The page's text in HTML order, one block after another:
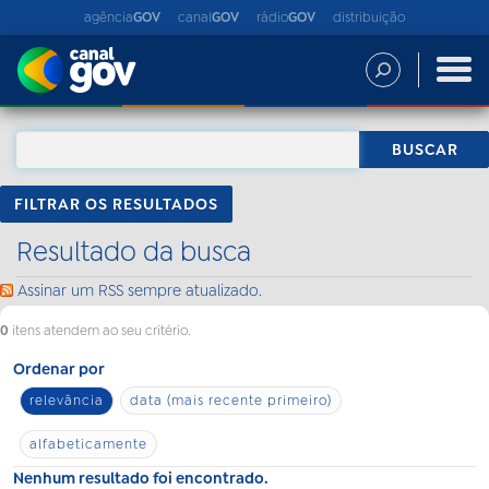
agênciaGOV canalGOV rádioGOV distribuição
FILTRAR OS RESULTADOS
Resultado da busca
Assinar um RSS sempre atualizado.
0 itens atendem ao seu critério.
Ordenar por
relevância data (mais recente primeiro)
alfabeticamente
Nenhum resultado foi encontrado.